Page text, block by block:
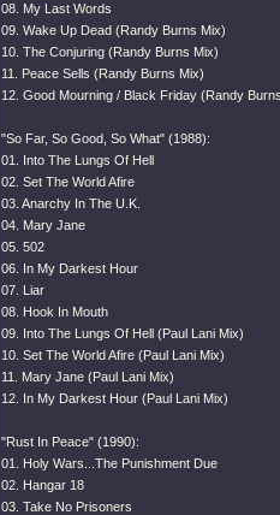
08. My Last Words
09. Wake Up Dead (Randy Burns Mix)
10. The Conjuring (Randy Burns Mix)
11. Peace Sells (Randy Burns Mix)
12. Good Mourning / Black Friday (Randy
"So Far, So Good, So What" (1988):
01. Into The Lungs Of Hell
02. Set The World Afire
03. Anarchy In The U.K.
04. Mary Jane
05. 502
06. In My Darkest Hour
07. Liar
08. Hook In Mouth
09. Into The Lungs Of Hell (Paul Lani Mix)
10. Set The World Afire (Paul Lani Mix)
11. Mary Jane (Paul Lani Mix)
12. In My Darkest Hour (Paul Lani Mix)
"Rust In Peace" (1990):
01. Holy Wars...The Punishment Due
02. Hangar 18
03. Take No Prisoners